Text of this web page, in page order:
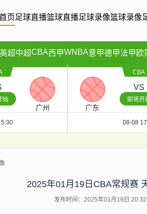
页足球直播篮球直播足球录像篮球录像
英超中超CBA西甲WNBA意甲德甲法甲 欧
始
广州
CBA
广东
VS
即将开
08-08
2025年01月19日CBA常规赛
发布时间：2025年01月19日 20:32